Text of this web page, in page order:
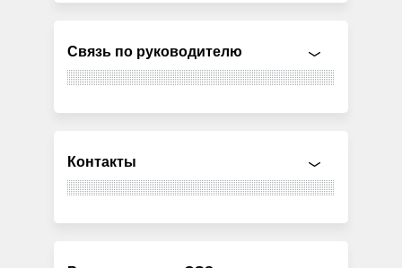
Связь по руководителю
Контакты